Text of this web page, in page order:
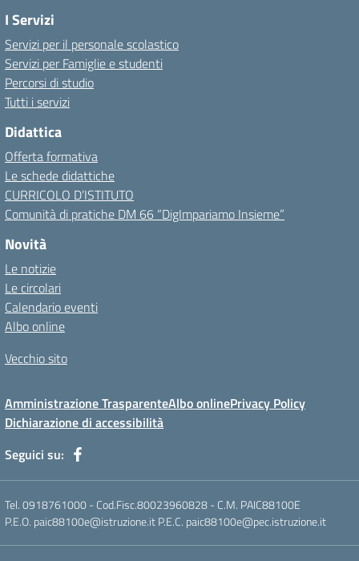
I Servizi
Servizi per il personale scolastico
Servizi per Famiglie e studenti
Percorsi di studio
Tutti i servizi
Didattica
Offerta formativa
Le schede didattiche
CURRICOLO D’ISTITUTO
Comunità di pratiche DM 66 “DigImpariamo Insieme”
Novità
Le notizie
Le circolari
Calendario eventi
Albo online
Vecchio sito
Amministrazione TrasparenteAlbo onlinePrivacy Policy
Dichiarazione di accessibilità
Seguici su:
Tel. 0918761000 - Cod.Fisc.80023960828 - C.M. PAIC88100E
P.E.O. paic88100e@istruzione.it P.E.C. paic88100e@pec.istruzione.it